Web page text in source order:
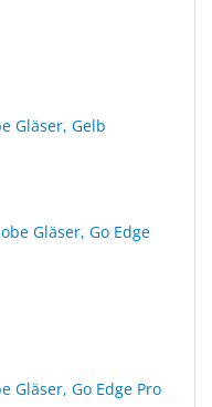
Gläser, Gelb
Gläser, Gelb
Gläser, Go Edge Pro